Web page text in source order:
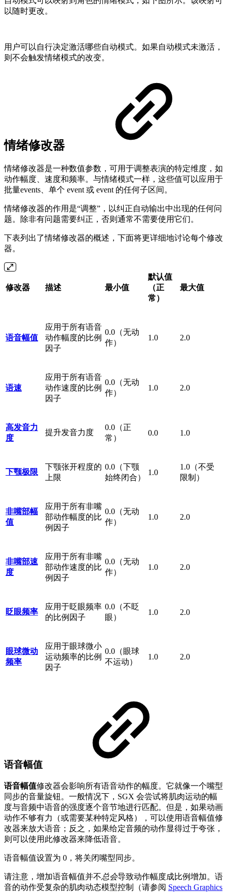
以随时更改。
用户可以自行决定激活哪些自动模式。如果自动模式未激活，
则不会触发情绪模式的改变。
情绪修改器
情绪修改器是一种数值参数，可用于调整表演的特定维度，如
动作幅度、速度和频率。与情绪模式一样，这些值可以应用于
批量events、单个 event 或 event 的任何子区间。
情绪修改器的作用是“调整”，以纠正自动输出中出现的任何问
题。除非有问题需要纠正，否则通常不需要使用它们。
下表列出了情绪修改器的概述，下面将更详细地讨论每个修改
器。
修改器 描述 最小值
默认值
（正
常）
最大值
语音幅值
应用于所有语音
动作幅度的比例
因子
0.0（无动
作）
1.0 2.0
语速
应用于所有语音
动作速度的比例
因子
0.0（无动
作）
1.0 2.0
高发音力
度
提升发音力度
0.0（正
常）
0.0 1.0
下颚极限
下颚张开程度的
上限
0.0（下颚
始终闭合）
1.0
1.0（不受
限制）
非嘴部幅
值
应用于所有非嘴
部动作幅度的比
例因子
0.0（无动
作）
1.0 2.0
非嘴部速
度
应用于所有非嘴
部动作速度的比
例因子
0.0（无动
作）
1.0 2.0
眨眼频率
应用于眨眼频率
的比例因子
0.0（不眨
眼）
1.0 2.0
眼球微动
频率
应用于眼球微小
运动频率的比例
因子
0.0（眼球
不运动）
1.0 2.0
语音幅值
语音幅值修改器会影响所有语音动作的幅度。它就像一个嘴型
同步的音量旋钮。一般情况下，SGX 会尝试将肌肉运动的幅
度与音频中语音的强度逐个音节地进行匹配。但是，如果动画
动作不够有力（或需要某种特定风格），可以使用语音幅值修
改器来放大语音；反之，如果给定音频的动作显得过于夸张，
则可以使用此修改器来降低语音。
语音幅值设置为 0，将关闭嘴型同步。
请注意，增加语音幅值并不总会导致动作幅度成比例增加。语
音的动作受复杂的肌肉动态模型控制（请参阅 Speech Graphics